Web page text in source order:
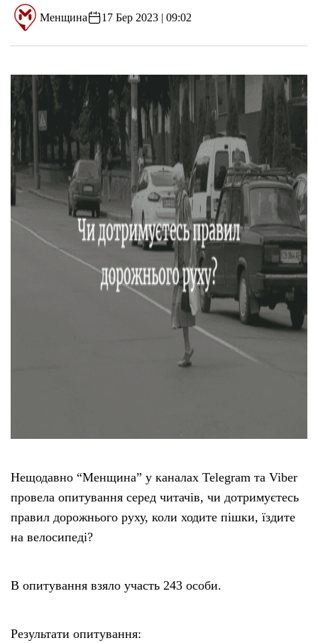
Менщина 17 Бер 2023 | 09:02
Нещодавно “Менщина” у каналах Telegram та Viber
провела опитування серед читачів, чи дотримуєтесь
правил дорожнього руху, коли ходите пішки, їздите
на велосипеді?
В опитування взяло участь 243 особи.
Результати опитування: